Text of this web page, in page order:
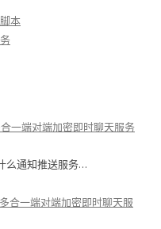
本
一端对端加密即时聊天服务
么通知推送服务…
合一端对端加密即时聊天服